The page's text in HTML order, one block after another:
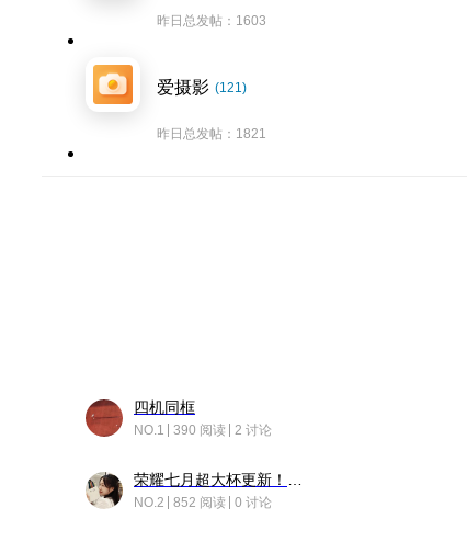
昨日总发帖：1603
爱摄影 (121)
昨日总发帖：1821
四机同框
NO.1 390 阅读 2 讨论
NO.2 852 阅读 0 讨论